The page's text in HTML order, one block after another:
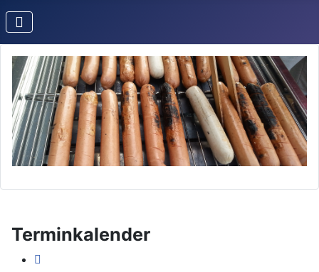
Terminkalender